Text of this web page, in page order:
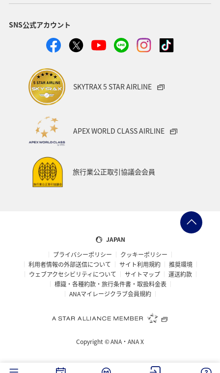
SNS公式アカウント
SKYTRAX 5 STAR AIRLINE
APEX WORLD CLASS AIRLINE
旅行業公正取引協議会会員
JAPAN
プライバシーポリシー
クッキーポリシー
利用者情報の外部送信について
サイト利用規約
推奨環境
ウェブアクセシビリティについて
サイトマップ
運送約款
標識・各種約款・旅行条件書・取扱料金表
ANAマイレージクラブ会員規約
Copyright ©ANA・ANA X